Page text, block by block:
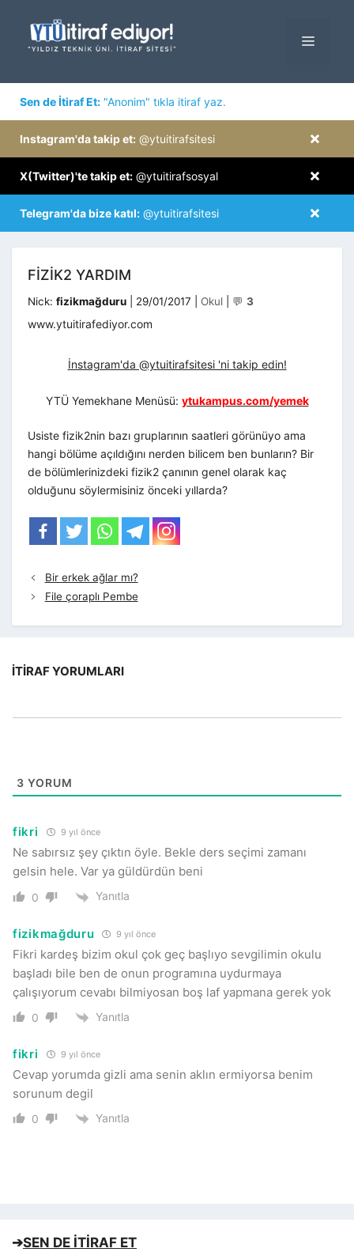
MENÜ
Sen de İtiraf Et: "Anonim" tıkla itiraf yaz.
×
Instagram'da takip et: @ytuitirafsitesi
×
X(Twitter)'te takip et: @ytuitirafsosyal
×
Telegram'da bize katıl: @ytuitirafsitesi
FIZIK2 YARDIM
Nick: fizikmağduru 29/01/2017 Kategoriler
Okul 💬 3
www.ytuitirafediyor.com
İnstagram'da @ytuitirafsitesi 'ni takip edin!
YTÜ Yemekhane Menüsü: ytukampus.com/yemek
Usiste fizik2nin bazı gruplarının saatleri görünüyo ama
hangi bölüme açıldığını nerden bilicem ben bunların? Bir
de bölümlerinizdeki fizik2 çanının genel olarak kaç
olduğunu söylermisiniz önceki yıllarda?
Bir erkek ağlar mı?
File çoraplı Pembe
İTIRAF YORUMLARI
3 YORUM
fikri 9 yıl önce
Ne sabırsız şey çıktın öyle. Bekle ders seçimi zamanı
gelsin hele. Var ya güldürdün beni
0 Yanıtla
fizikmağduru 9 yıl önce
Fikri kardeş bizim okul çok geç başlıyo sevgilimin okulu
başladı bile ben de onun programına uydurmaya
çalışıyorum cevabı bilmiyosan boş laf yapmana gerek yok
0 Yanıtla
fikri 9 yıl önce
Cevap yorumda gizli ama senin aklın ermiyorsa benim
sorunum degil
0 Yanıtla
➔SEN DE İTİRAF ET